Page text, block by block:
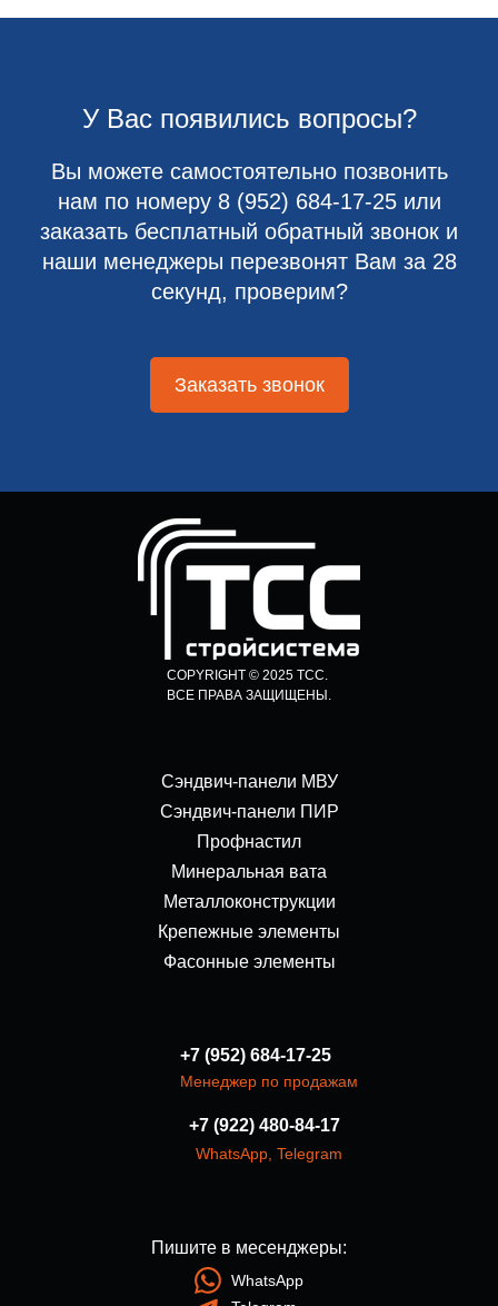
У Вас появились вопросы?
Вы можете самостоятельно позвонить
нам по номеру 8 (952) 684-17-25или
заказать бесплатный обратный звонок и
наши менеджеры перезвонят Вам за 28
секунд, проверим?
Заказать звонок
COPYRIGHT © 2025 ТСС.
ВСЕ ПРАВА ЗАЩИЩЕНЫ.
Сэндвич-панели МВУ
Сэндвич-панели ПИР
Профнастил
Минеральная вата
Металлоконструкции
Крепежные элементы
Фасонные элементы
+7 (952) 684-17-25
Менеджер по продажам
+7 (922) 480-84-17
WhatsApp, Telegram
Пишите в месенджеры:
WhatsApp